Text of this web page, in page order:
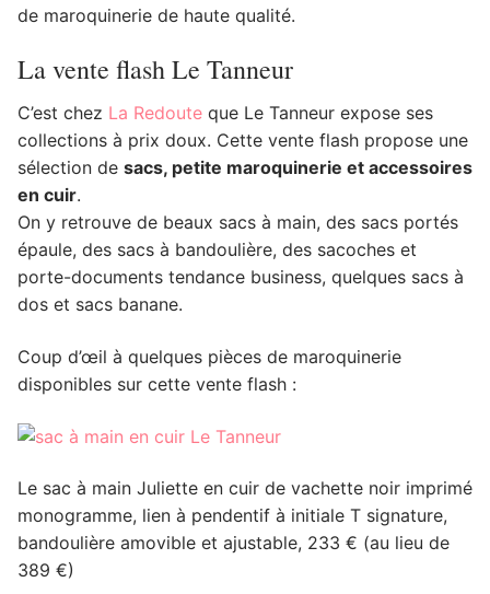
de maroquinerie de haute qualité.
La vente flash Le Tanneur
C’est chez La Redoute que Le Tanneur expose ses
collections à prix doux. Cette vente flash propose une
sélection de sacs, petite maroquinerie et accessoires
en cuir.
On y retrouve de beaux sacs à main, des sacs portés
épaule, des sacs à bandoulière, des sacoches et
porte-documents tendance business, quelques sacs à
dos et sacs banane.
Coup d’œil à quelques pièces de maroquinerie
disponibles sur cette vente flash :
Le sac à main Juliette en cuir de vachette noir imprimé
monogramme, lien à pendentif à initiale T signature,
bandoulière amovible et ajustable, 233 € (au lieu de
389 €)